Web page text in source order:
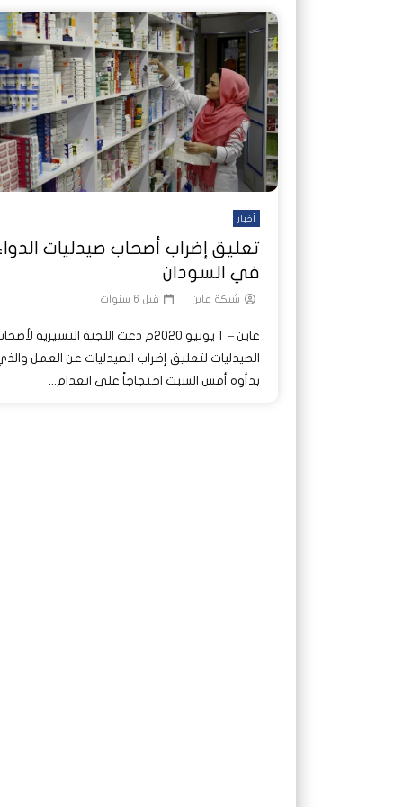
أخبار
تعليق إضراب أصحاب صيدليات
في السودان
شبكة عاين قبل 6 سنوات
عاين – 1 يونيو 2020م دعت اللجنة التسيرية
الصيدليات لتعليق إضراب الصيدليات عن العمل
بدأوه أمس السبت احتجاجاً على انعدام...